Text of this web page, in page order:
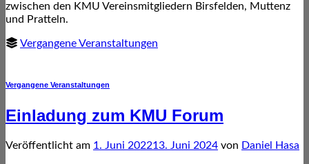
zwischen den KMU Vereinsmitgliedern Birsfelden, Muttenz
und Pratteln.
Vergangene Veranstaltungen
Vergangene Veranstaltungen
Einladung zum KMU Forum
Veröffentlicht am 1. Juni 202213. Juni 2024 von Daniel Hasa